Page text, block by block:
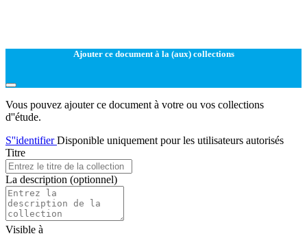
Ajouter ce document à la (aux) collections
Vous pouvez ajouter ce document à votre ou vos collections
d''étude.
S''identifierDisponible uniquement pour les utilisateurs autorisés
Titre
La description (optionnel)
Visible à